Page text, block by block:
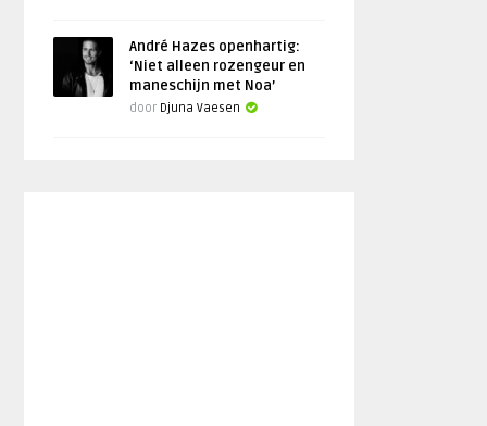
André Hazes openhartig:
‘Niet alleen rozengeur en
maneschijn met Noa’
door Djuna Vaesen